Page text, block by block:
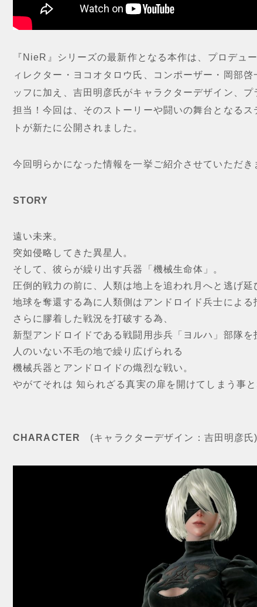
『NieR』シリーズの最新作となる本作は、プロデュ
ィレクター・ヨコオタロウ氏、コンポーザー・岡部啓
ッフに加え、吉田明彦氏がキャラクターデザイン、プ
担当！今回は、そのストーリーや闘いの舞台となるス
トが新たに公開されました。
今回明らかになった情報を一挙ご紹介させていただき
STORY
遠い未来。
突如侵略してきた異星人。
そして、彼らが繰り出す兵器「機械生命体」。
圧倒的戦力の前に、人類は地上を追われ月へと逃げ延
地球を奪還する為に人類側はアンドロイド兵士による
さらに膠着した戦況を打破する為、
新型アンドロイドである戦闘用歩兵「ヨルハ」部隊を
人のいない不毛の地で繰り広げられる
機械兵器とアンドロイドの熾烈な戦い。
やがてそれは 知られざる真実の扉を開けてしまう事
CHARACTER (キャラクターデザイン：吉田明彦氏)